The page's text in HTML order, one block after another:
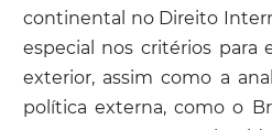
continental no Direito
especial nos critérios para
exterior, assim como a
política externa, como o